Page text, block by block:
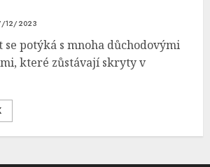
12/2023
se potýká s mnoha důchodovými
které zůstávají skryty v